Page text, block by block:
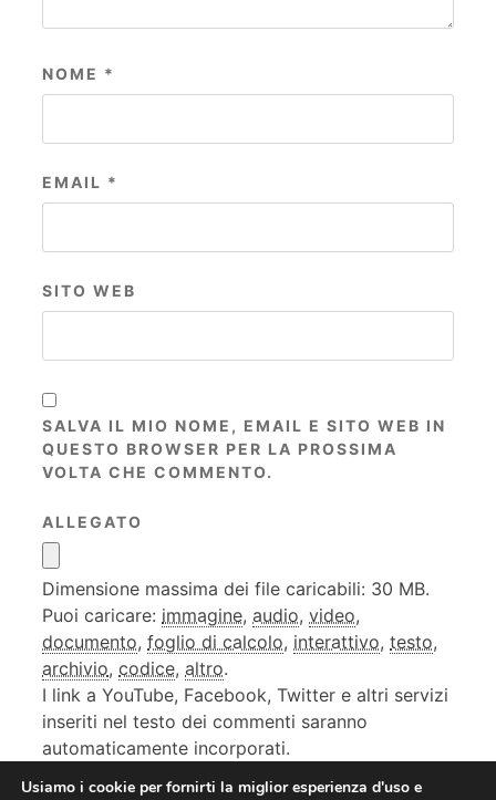
NOME *
EMAIL *
SITO WEB
SALVA IL MIO NOME, EMAIL E SITO WEB IN
QUESTO BROWSER PER LA PROSSIMA
VOLTA CHE COMMENTO.
ALLEGATO
Dimensione massima dei file caricabili: 30 MB.
Puoi caricare: immagine, audio, video,
documento, foglio di calcolo, interattivo, testo,
archivio, codice, altro.
I link a YouTube, Facebook, Twitter e altri servizi
inseriti nel testo dei commenti saranno
automaticamente incorporati.
Usiamo i cookie per fornirti la miglior esperienza d'uso e